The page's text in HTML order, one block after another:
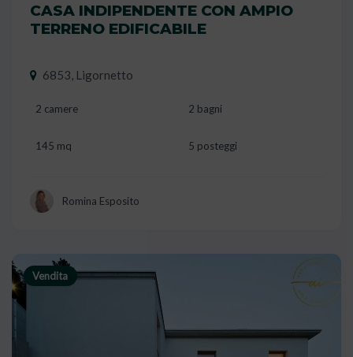
CASA INDIPENDENTE CON AMPIO
TERRENO EDIFICABILE
6853, Ligornetto
2 camere 2 bagni
145 mq 5 posteggi
Romina Esposito
Vendita